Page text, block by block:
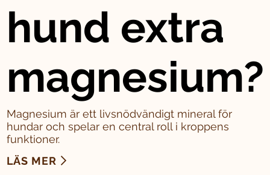
hund extra
magnesium?
Magnesium är ett livsnödvändigt mineral för
hundar och spelar en central roll i kroppens
funktioner.
LÄS MER